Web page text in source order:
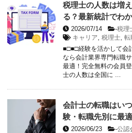
税理士の人数は増
る？最新統計でわ
2026/07/14 -税理
キャリア 税理士 転
■□■□経験を活かして会
なら会計業界専門転職
最適！完全無料の会員
士の人数は全国に ...
会計士の転職はい
験・転職先別に最
2026/06/23 -公認